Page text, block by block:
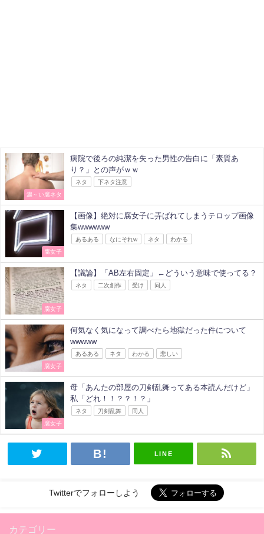
濃～い腐ネタ
病院で後ろの純潔を失った男性の告白に「素質あ
り？」との声がｗｗ
ネタ 下ネタ注意
腐女子
【画像】絶対に腐女子に弄ばれてしまうテロップ画像
集wwwwww
あるある なにそれw ネタ わかる
腐女子
【議論】「AB左右固定」←どういう意味で使ってる？
ネタ 二次創作 受け 同人
腐女子
何気なく気になって調べたら地獄だった件について
wwwww
あるある ネタ わかる 悲しい
腐女子
母「あんたの部屋の刀剣乱舞ってある本読んだけど」
私「どれ！！？？！？」
ネタ 刀剣乱舞 同人
LINE
Twitterでフォローしよう
カテゴリー